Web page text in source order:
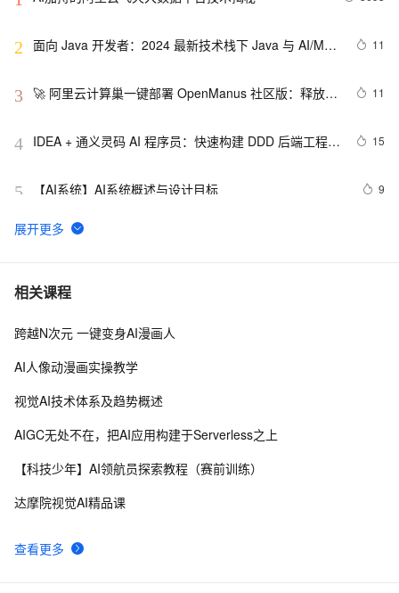
2 面向 Java 开发者：2024 最新技术栈下 Java 与 AI/ML
11
3 🚀 阿里云计算巢一键部署 OpenManus 社区版：释放 AI
11
4 IDEA + 通义灵码 AI 程序员：快速构建 DDD 后端工程模
15
5 【AI系统】AI系统概述与设计目标 9
6
《百炼成金-大金融模型新篇章》––11.构建金融级AI原
7 视觉AI五天训练营教程 Day 1
8 固特异（Goodyear）利用人工智能和物联网实现数字化
AI工作流！
10AAAI,ICML,CVPR,NeurIPS...31篇国际七大AI顶会2021
相关课程
查看更多
跨越N次元 一键变身AI漫画人
AI人像动漫画实操教学
视觉AI技术体系及趋势概述
AIGC无处不在，把AI应用构建于Serverless之上
【科技少年】AI领航员探索教程（赛前训练）
达摩院视觉AI精品课